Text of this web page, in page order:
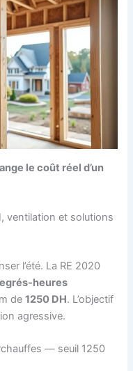
après |
le code) :
kWh
le coût réel d’un
ventilation et solutions
l’été. La RE 2020
heures
de1250 DH. L’objectif
agressive.
— seuil 1250